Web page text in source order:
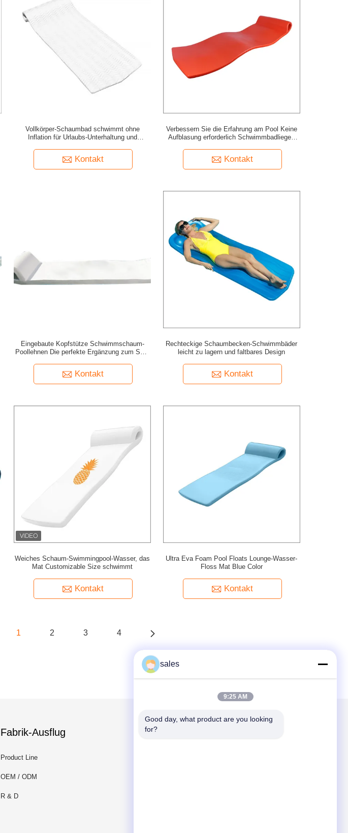
Vollkörper-Schaumbad schwimmt ohne
Inflation für Urlaubs-Unterhaltung und
Kontakt
Verbessern Sie die Erfahrung am Pool Keine
Aufblasung erforderlich Schwimmbadliegen
Kontakt
Eingebaute Kopfstütze Schwimmschaum-
Poollehnen Die perfekte Ergänzung zum See-
Kontakt
Rechteckige Schaumbecken-Schwimmbäder
leicht zu lagern und faltbares Design
Kontakt
Weiches Schaum-Swimmingpool-Wasser, das
Mat Customizable Size schwimmt
Kontakt
Ultra Eva Foam Pool Floats Lounge-Wasser-
Floss Mat Blue Color
Kontakt
1 2 3 4
Fabrik-Ausflug
Product Line
OEM / ODM
R & D
Mailen Sie uns
sales
9:25 AM
Good day, what product are you looking
for?